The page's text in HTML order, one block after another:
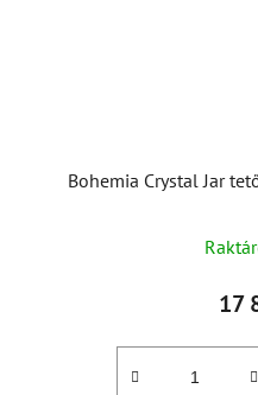
Bohemia Crystal Jar
17